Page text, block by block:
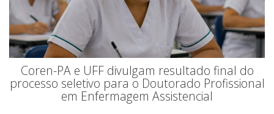
Coren-PA e UFF divulgam resultado final do
processo seletivo para o Doutorado Profissional
em Enfermagem Assistencial